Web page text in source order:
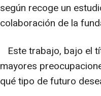
según recoge un
colaboración de la
Este trabajo, bajo el
mayores
qué tipo de futuro